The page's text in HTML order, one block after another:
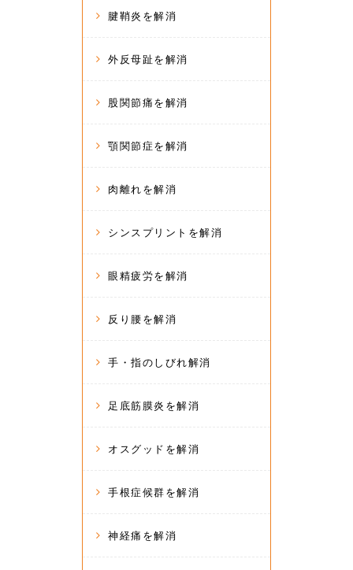
腱鞘炎を解消
外反母趾を解消
股関節痛を解消
顎関節症を解消
肉離れを解消
シンスプリントを解消
眼精疲労を解消
反り腰を解消
手・指のしびれ解消
足底筋膜炎を解消
オスグッドを解消
手根症候群を解消
神経痛を解消